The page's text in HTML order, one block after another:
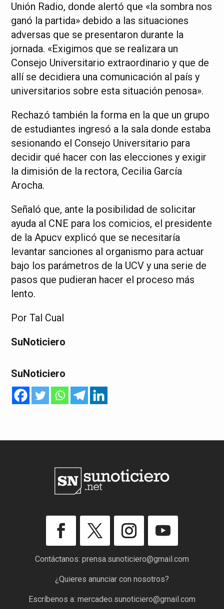
Unión Radio, donde alertó que «la sombra nos
ganó la partida» debido a las situaciones
adversas que se presentaron durante la
jornada. «Exigimos que se realizara un
Consejo Universitario extraordinario y que de
allí se decidiera una comunicación al país y
universitarios sobre esta situación penosa».
Rechazó también la forma en la que un grupo
de estudiantes ingresó a la sala donde estaba
sesionando el Consejo Universitario para
decidir qué hacer con las elecciones y exigir
la dimisión de la rectora, Cecilia García
Arocha.
Señaló que, ante la posibilidad de solicitar
ayuda al CNE para los comicios, el presidente
de la Apucv explicó que se necesitaría
levantar sanciones al organismo para actuar
bajo los parámetros de la UCV y una serie de
pasos que pudieran hacer el proceso más
lento.
Por Tal Cual
SuNoticiero
SuNoticiero
Contáctanos: prensa.sunoticiero@gmail.com
¿Quieres anunciar con nosotros?
Escríbenos a: mercadeo.sunoticiero@gmail.com